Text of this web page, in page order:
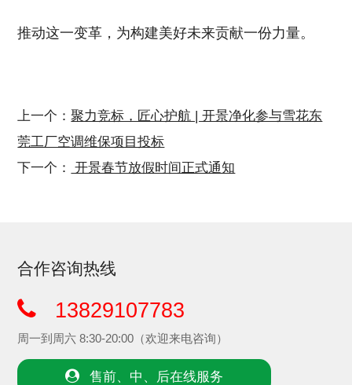
推动这一变革，为构建美好未来贡献一份力量。
上一个：聚力竞标，匠心护航 | 开景净化参与雪花东
莞工厂空调维保项目投标
下一个：
开景春节放假时间正式通知
合作咨询热线
13829107783
周一到周六 8:30-20:00（欢迎来电咨询）
售前、中、后在线服务